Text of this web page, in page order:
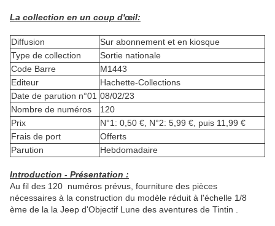
La collection en un coup d'œil:
Diffusion
Sur abonnement et en kiosque
Type de collection
Sortie nationale
Code Barre
M1443
Editeur
Hachette-Collections
Date de parution n°01 08/02/23
Nombre de numéros
120
Prix
N°1: 0,50 €, N°2: 5,99 €, puis 11,99 €
Frais de port
Offerts
Parution
Hebdomadaire
Introduction - Présentation :
Au fil des 120 numéros prévus, fourniture des pièces
nécessaires à la construction du modèle réduit à l'échelle 1/8
ème de la la Jeep d'Objectif Lune des aventures de Tintin .